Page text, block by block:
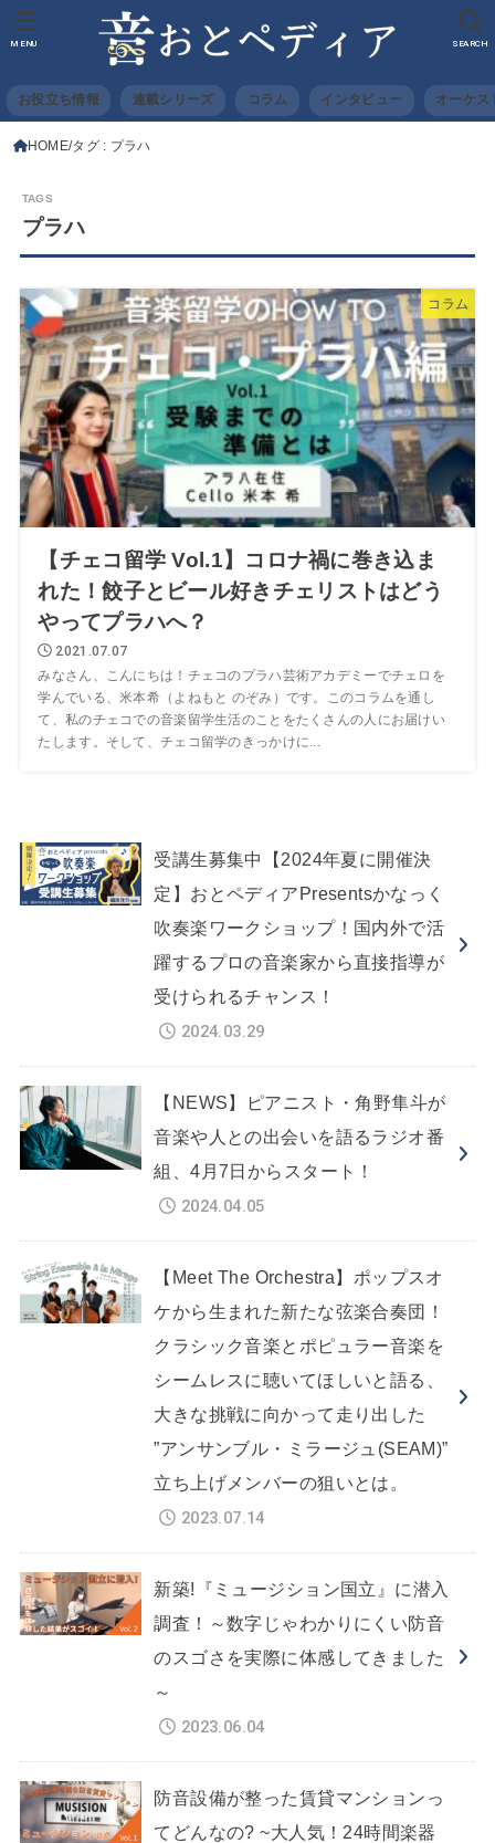
お役立ち情報 連載シリーズ コラム インタビュー オーケス
SEARCH
MENU
HOME タグ : プラハ
プラハ
コラム
【チェコ留学 Vol.1】コロナ禍に巻き込ま
れた！餃子とビール好きチェリストはどう
やってプラハへ？
2021.07.07
みなさん、こんにちは！チェコのプラハ芸術アカデミーでチェロを
学んでいる、米本希（よねもと のぞみ）です。このコラムを通し
て、私のチェコでの音楽留学生活のことをたくさんの人にお届けい
たします。そして、チェコ留学のきっかけに...
受講生募集中【2024年夏に開催決
定】おとペディアPresentsかなっく
吹奏楽ワークショップ！国内外で活
躍するプロの音楽家から直接指導が
受けられるチャンス！
2024.03.29
【NEWS】ピアニスト・角野隼斗が
音楽や人との出会いを語るラジオ番
組、4月7日からスタート！
2024.04.05
【Meet The Orchestra】ポップスオ
ケから生まれた新たな弦楽合奏団！
クラシック音楽とポピュラー音楽を
シームレスに聴いてほしいと語る、
大きな挑戦に向かって走り出した
”アンサンブル・ミラージュ(SEAM)”
立ち上げメンバーの狙いとは。
2023.07.14
新築!『ミュージション国立』に潜入
調査！～数字じゃわかりにくい防音
のスゴさを実際に体感してきました
～
2023.06.04
防音設備が整った賃貸マンションっ
てどんなの? ~大人気！24時間楽器